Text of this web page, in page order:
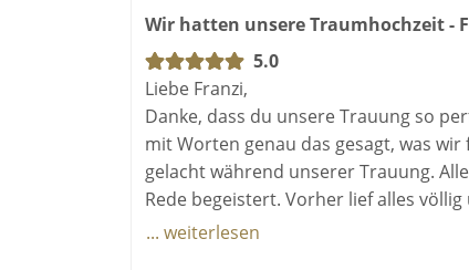
Wir hatten unsere Traumhochzeit -
5.0
Liebe Franzi,
Danke, dass du unsere Trauung so
mit Worten genau das gesagt, was
gelacht während unserer Trauung.
Rede begeistert. Vorher lief alles
eigentliche Zeremonie nicht mehr
... weiterlesen